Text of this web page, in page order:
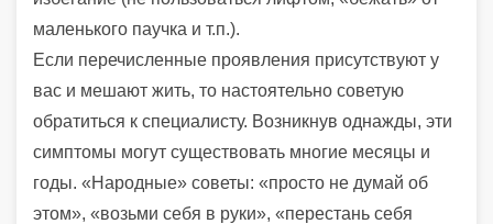
маленького паучка и т.п.).
Если перечисленные проявления присутствуют у
вас и мешают жить, то настоятельно советую
обратиться к специалисту. Возникнув однажды, эти
симптомы могут существовать многие месяцы и
годы. «Народные» советы: «просто не думай об
этом», «возьми себя в руки», «перестань себя